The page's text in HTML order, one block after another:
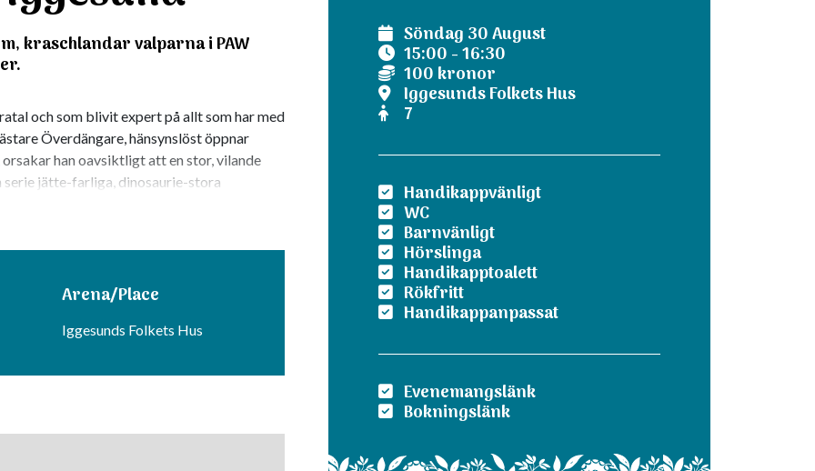
kraschlandar valparna i PAW
och som blivit expert på allt som har med
Överdängare, hänsynslöst öppnar
han oavsiktligt att en stor, vilande
jätte-farliga, dinosaurie-stora
försöka stoppa Överdängare innan allt
Edward Nyström, Robin Henze, Ebbe
Arena/Place
Iggesunds Folkets Hus
Söndag 30 August
15:00 - 16:30
100 kronor
Iggesunds Folkets Hus
7
Handikappvänligt
WC
Barnvänligt
Hörslinga
Handikapptoalett
Rökfritt
Handikappanpassat
Evenemangslänk
Bokningslänk